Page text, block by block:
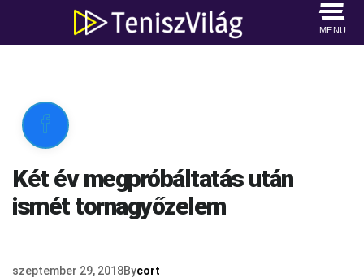
MENU

Két év megpróbáltatás után
ismét tornagyőzelem
szeptember 29, 2018Bycort